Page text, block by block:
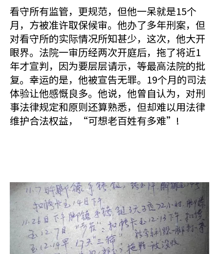
看守所有监管，更规范，但他一呆就是15个
月，方被准许取保候审。他办了多年刑案，但
对看守所的实际情况所知甚少，这次，他大开
眼界。法院一审历经两次开庭后，拖了将近1
年才宣判，因为要层层请示，等最高法院的批
复。幸运的是，他被宣告无罪。19个月的司法
体验让他感慨良多。他说，他曾自认为，对刑
事法律规定和原则还算熟悉，但却难以用法律
维护合法权益，“可想老百姓有多难”!